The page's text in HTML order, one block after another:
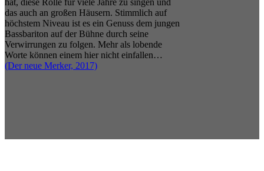
hat, diese Rolle für viele Jahre zu singen und
das auch an großen Häusern. Stimmlich auf
höchstem Niveau ist es ein Genuss dem jungen
Bassbariton auf der Bühne durch seine
Verwirrungen zu folgen. Mehr als lobende
Worte können einem hier nicht einfallen…
(Der neue Merker, 2017)